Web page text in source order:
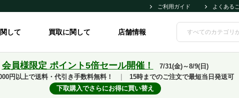
ご利用ガイド よくある
して 買取に関して 店舗情報
会員様限定 ポイント5倍セール開催！
7/31(金)～8/9(日)
円以上で送料・代引き手数料無料！
15時までのご注文で最短当日発送可
下取購入でさらにお得に買い替え